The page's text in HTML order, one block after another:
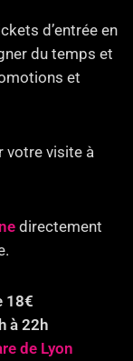
d’entrée en
du temps et
et
votre visite à
directement
18€
à 22h
de Lyon